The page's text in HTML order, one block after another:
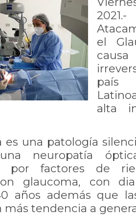
el
alta
es una patología
neuropatía
por factores de
glaucoma, con
años además que
más tendencia a